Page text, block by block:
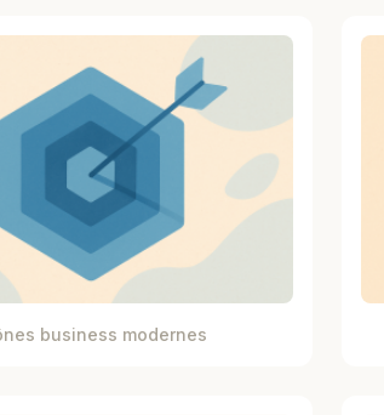
business modernes